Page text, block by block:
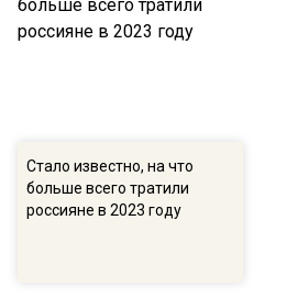
Стало известно, на что
больше всего тратили
россияне в 2023 году